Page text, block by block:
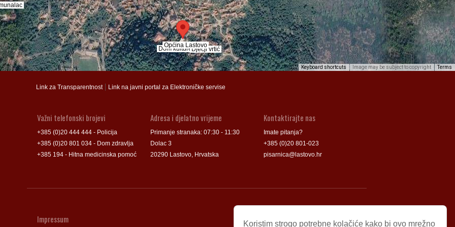
Općina Lastovo
Dječji vrtić
Dom kulture
Općina Lastovo
Dječji vrtić
Dom kulture
Keyboard shortcuts Image may be subject to copyright Terms
Link za Transparentnost| Link na javni portal za Elektroničke servise
Kontaktirajte nas
Imate pitanja?
+385 (0)20 801-023
pisarnica@lastovo.hr
Adresa i djelatno vrijeme
Primanje stranaka: 07:30 - 11:30
Dolac 3
20290 Lastovo, Hrvatska
Važni telefonski brojevi
+385 (0)20 444 444 - Policija
+385 (0)20 801 034 - Dom zdravlja
+385 194 - Hitna medicinska pomoć
Korisni linkovi
Impressum Koristim strogo potrebne kolačiće kako bi ovo mrežno